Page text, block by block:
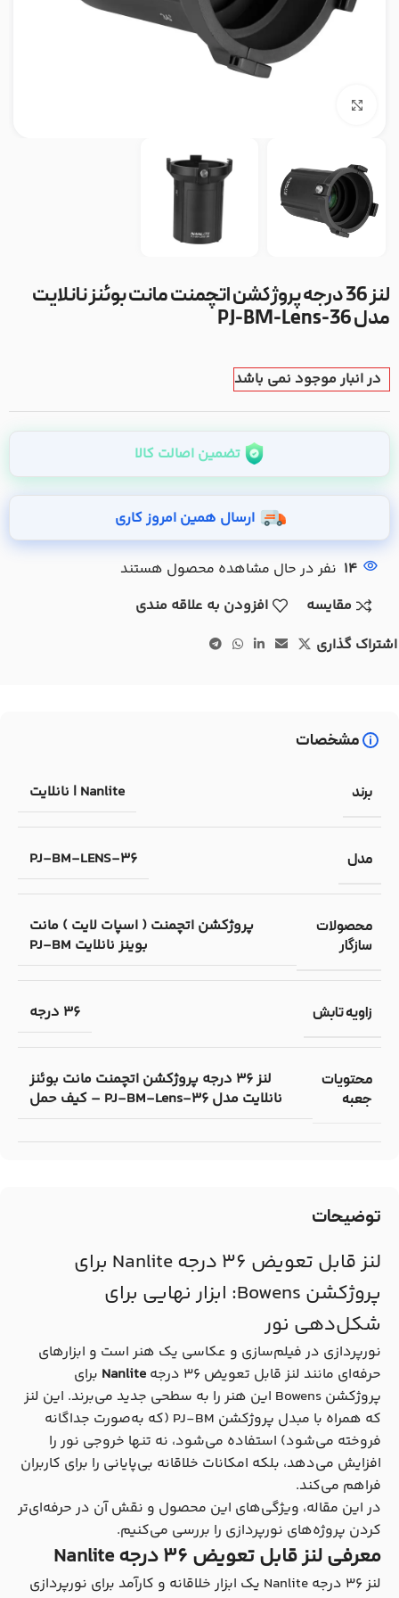
لنز 36 درجه پروژکشن اتچمنت مانت بوئنز نانلایت
مدل PJ-BM-Lens-36
در انبار موجود نمی باشد
تضمین اصالت کالا
ارسال همین امروز کاری
14 نفر در حال مشاهده محصول هستند
مقایسه
افزودن به علاقه مندی
اشتراک گذاری
توضیحات
لنز قابل تعویض 36 درجه Nanlite برای
پروژکشن Bowens: ابزار نهایی برای
شکل‌دهی نور
نورپردازی در فیلم‌سازی و عکاسی یک هنر است و ابزارهای
حرفه‌ای مانند لنز قابل تعویض 36 درجه
Nanlite برای
پروژکشن Bowens این هنر را به سطحی جدید می‌برند. این لنز
که همراه با مبدل پروژکشن PJ-BM (که به‌صورت جداگانه
فروخته می‌شود) استفاده می‌شود، نه تنها خروجی نور را
افزایش می‌دهد، بلکه امکانات خلاقانه بی‌پایانی را برای کاربران
فراهم می‌کند.
در این مقاله، ویژگی‌های این محصول و نقش آن در حرفه‌ای‌تر
کردن پروژه‌های نورپردازی را بررسی می‌کنیم.
معرفی لنز قابل تعویض 36 درجه Nanlite
لنز 36 درجه Nanlite یک ابزار خلاقانه و کارآمد برای نورپردازی
مشخصات
برند Nanlite | نانلایت
مدل PJ-BM-LENS-36
محصولات
سازگار
پروژکشن اتچمنت ( اسپات لایت ) مانت
بوینز نانلایت PJ-BM
زاویه تابش 36 درجه
محتویات
جعبه
لنز 36 درجه پروژکشن اتچمنت مانت بوئنز
نانلایت مدل PJ-BM-Lens-36 – کیف حمل